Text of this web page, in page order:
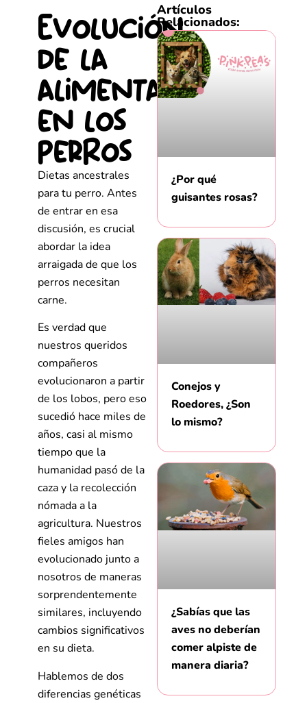
Evolución
de la
alimentación
en los
perros
Dietas ancestrales
para tu perro. Antes
de entrar en esa
discusión, es crucial
abordar la idea
arraigada de que los
perros necesitan
carne.
Es verdad que
nuestros queridos
compañeros
evolucionaron a partir
de los lobos, pero eso
sucedió hace miles de
años, casi al mismo
tiempo que la
humanidad pasó de la
caza y la recolección
nómada a la
agricultura. Nuestros
fieles amigos han
evolucionado junto a
nosotros de maneras
sorprendentemente
similares, incluyendo
cambios significativos
en su dieta.
Hablemos de dos
diferencias genéticas
Artículos
Relacionados:
¿Por qué
guisantes rosas?
Conejos y
Roedores, ¿Son
lo mismo?
¿Sabías que las
aves no deberían
comer alpiste de
manera diaria?